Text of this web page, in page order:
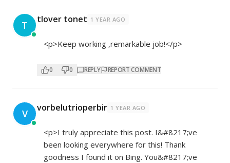
T tlover tonet 1 YEAR AGO
<p>Keep working ,remarkable job!</p>
0 0 REPLY REPORT COMMENT
V vorbelutrioperbir 1 YEAR AGO
<p>I truly appreciate this post. I&#8217;ve
been looking everywhere for this! Thank
goodness I found it on Bing. You&#8217;ve